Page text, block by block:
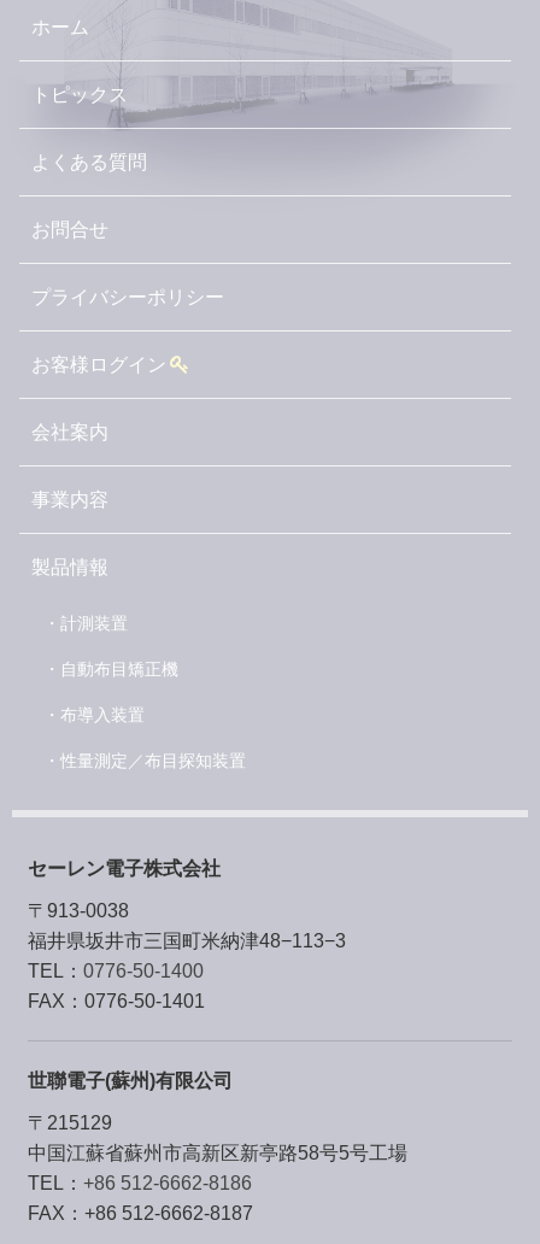
ホーム
トピックス
よくある質問
お問合せ
プライバシーポリシー
お客様ログイン
会社案内
事業内容
製品情報
・計測装置
・自動布目矯正機
・布導入装置
・性量測定／布目探知装置
セーレン電子株式会社
〒913-0038
福井県坂井市三国町米納津48−113−3
TEL： 0776-50-1400
FAX：0776-50-1401
世聯電子(蘇州)有限公司
〒215129
中国江蘇省蘇州市⾼新区新亭路58号5号⼯場
TEL： +86 512-6662-8186
FAX：+86 512-6662-8187